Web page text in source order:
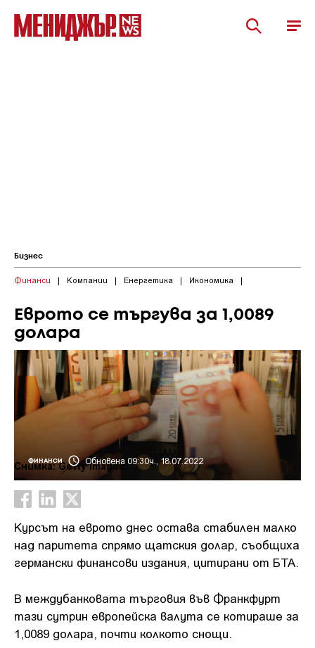
Бизнес
Финанси | Компании | Енергетика | Икономика |
Еврото се търгува за 1,0089
долара
ФИНАНСИ Обновена 09:30ч., 18.07.2022
Снимка: Getty images
Курсът на еврото днес остава стабилен малко
над паритета спрямо щатския долар, съобщиха
германски финансови издания, цитирани от БТА.
В междубанковата търговия във Франкфурт
тази сутрин европейска валута се котираше за
1,0089 долара, почти колкото снощи.